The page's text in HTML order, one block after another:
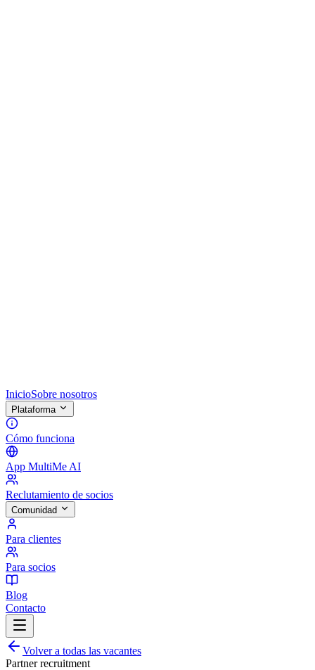
InicioSobre nosotros
Plataforma
Cómo funciona
App MultiMe AI
Reclutamiento de socios
Comunidad
Para clientes
Para socios
Blog
Contacto
Volver a todas las vacantes
Partner recruitment